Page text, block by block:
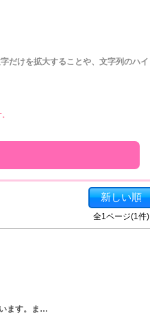
だけを拡大することや、文字列のハイ
新しい順
全1ページ(1件)
ます。ま …